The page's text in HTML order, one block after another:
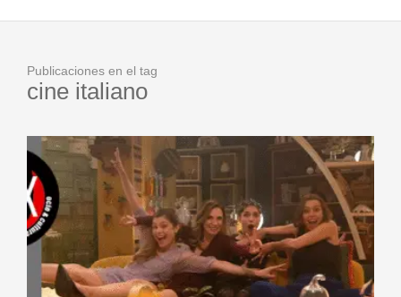
Publicaciones en el tag
cine italiano